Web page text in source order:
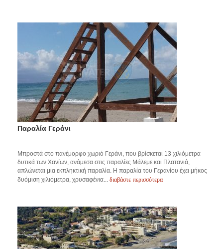
Παραλία Γεράνι
Μπροστά στο πανέμορφο χωριό Γεράνι, που βρίσκεται 13 χιλιόμετρα
δυτικά των Χανίων, ανάμεσα στις παραλίες Μάλεμε και Πλατανιά,
απλώνεται μια εκπληκτική παραλία. Η παραλία του Γερανίου έχει μήκος
δυόμιση χιλιόμετρα, χρυσαφένια... διαβάστε περισσότερα